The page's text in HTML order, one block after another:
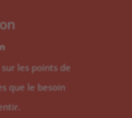
les points de
que le besoin